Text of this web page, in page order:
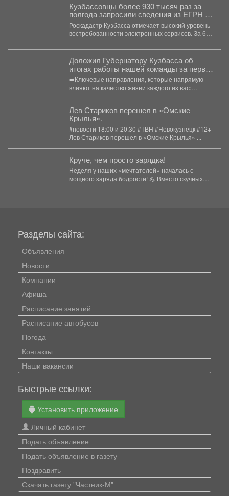
Кузбассовцы более 930 тысяч раз за
полгода запросили сведения из ЕГРН в
электронном виде
Роскадастр Кузбасса отмечает высокий уровень
востребованности электронных сервисов. За 6
Доложил Губернатору Кузбасса об
итогах работы нашей команды за первое
полугодие 2026 года.
➡️Ключевые направления, которые напрямую
влияют на качество жизни каждого из вас:
Лев Стариков перешел в «Омские
Крылья».
#новости 18:00 и 20:30 #ТВН #Новокузнецк #12+
Лев Стариков перешел в «Омские Крылья» ...
Круче, чем просто зарядка!
Неделя у наших «мечтателей» началась с
мощного заряда бодрости! 💪 Вместо скучных
Разделы сайта:
Объявления
Новости
Компании
Афиша
Расписание занятий
Расписание автобусов
Погода
Контакты
Наши вакансии
Быстрые ссылки:
Установить приложение
Личный кабинет
Подать объявление
Подать объявление в газету
Поздравить
Скачать газету "Частник-М"